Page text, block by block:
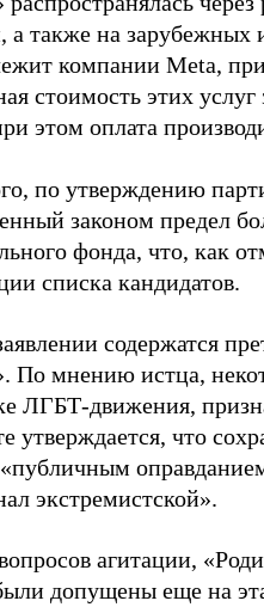
а также на зарубежных
компании Meta,
стоимость этих
этом оплата
по утверждению
законом предел
фонда, что, как
списка кандидатов.
содержатся
По мнению истца,
ЛГБТ-движения,
утверждается, что
«публичным
экстремистской».
агитации,
допущены еще на